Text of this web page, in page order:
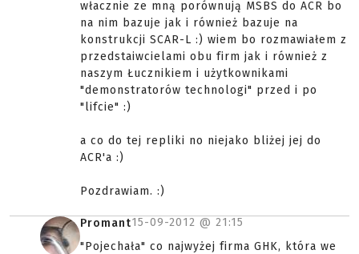
włacznie ze mną porównują MSBS do ACR bo
na nim bazuje jak i również bazuje na
konstrukcji SCAR-L :) wiem bo rozmawiałem z
przedstaiwcielami obu firm jak i również z
naszym Łucznikiem i użytkownikami
"demonstratorów technologi" przed i po
"lifcie" :)
a co do tej repliki no niejako bliżej jej do
ACR'a :)
Pozdrawiam. :)
Promant15-09-2012 @ 21:15
"Pojechała" co najwyżej firma GHK, która we